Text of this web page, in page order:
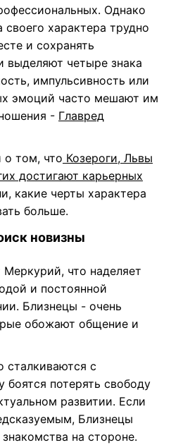
Однако
характера трудно
и сохранять
выделяют четыре знака
импульсивность или
эмоций часто мешают им
- Главред
о том, что Козероги, Львы
достигают карьерных
какие черты характера
больше.
новизны
что наделяет
и постоянной
Близнецы - очень
обожают общение и
сталкиваются с
боятся потерять свободу
развитии. Если
Близнецы
на стороне.